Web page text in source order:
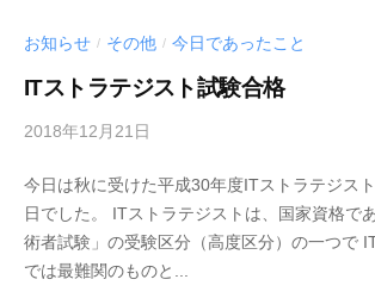
式
サ
ト
公
式
イ
お知らせ / その他 / 今日であったこと
ITストラテジスト試験合格
2018年12月21日
a
d
m
i
今日は秋に受けた平成30年度ITストラテジス
日でした。 ITストラテジストは、国家資格で
術者試験」の受験区分（高度区分）の一つで
では最難関のものと...
ト